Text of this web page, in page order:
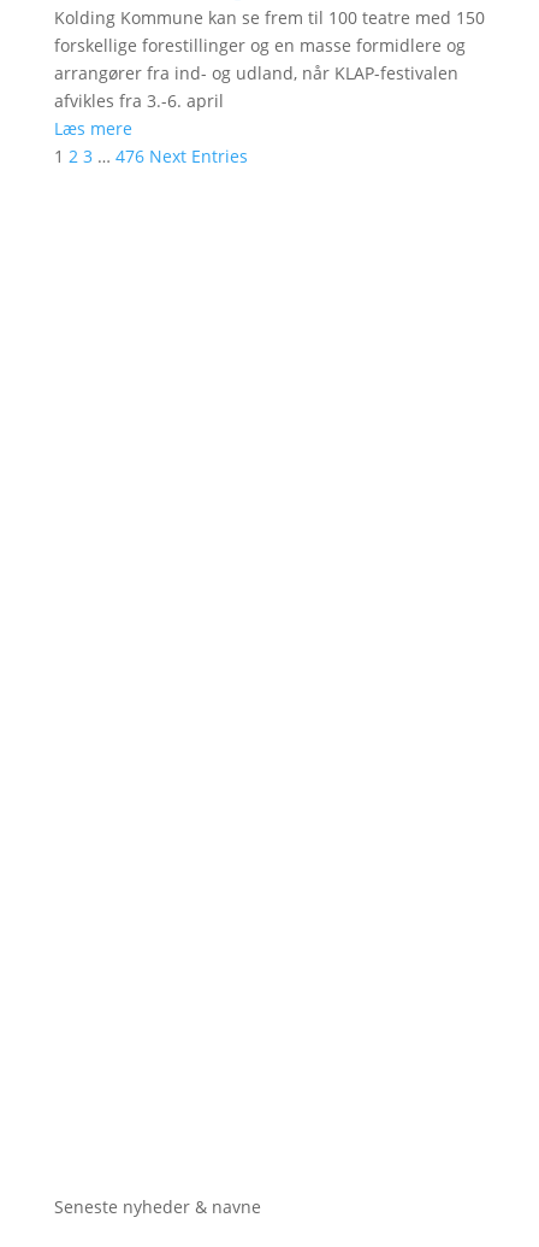
Kolding Kommune kan se frem til 100 teatre med 150
forskellige forestillinger og en masse formidlere og
arrangører fra ind- og udland, når KLAP-festivalen
afvikles fra 3.-6. april
Læs mere
1 2 3 … 476 Next Entries
Seneste nyheder & navne